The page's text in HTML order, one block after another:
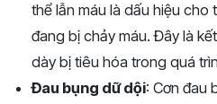
thể lẫn máu là dấu hiệu cho
đang bị chảy máu. Đây là
dày bị tiêu hóa trong quá
Đau bụng dữ dội: Cơn đau